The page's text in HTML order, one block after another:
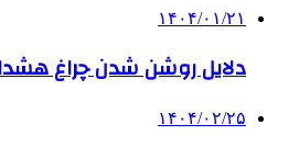
۱۴۰۴/۰۱/۲۱
دلایل روشن شدن چراغ
۱۴۰۴/۰۲/۲۵